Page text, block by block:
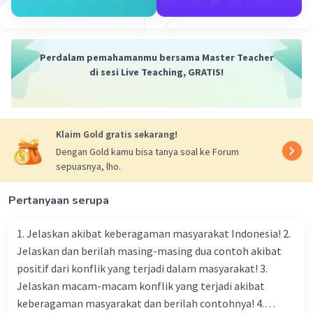
tekad’, ‘kesabaran’, ‘keteguhan’, dan mengacu
mengajarkan kita
untuk memiliki ketabahan dan keteguhan hati
dalam menghadapi tantangan dan perjalanan
Beri Rating·5.0( 1) Balas
Perdalam pemahamanmu bersama Master Teacher
di sesi Live Teaching, GRATIS!
Klaim Gold gratis sekarang!
Dengan Gold kamu bisa tanya soal ke Forum
sepuasnya, lho.
Pertanyaan serupa
1. Jelaskan akibat keberagaman masyarakat Indonesia! 2.
Jelaskan dan berilah masing-masing dua contoh akibat
positif dari konflik yang terjadi dalam masyarakat! 3.
Jelaskan macam-macam konflik yang terjadi akibat
keberagaman masyarakat dan berilah contohnya! 4.